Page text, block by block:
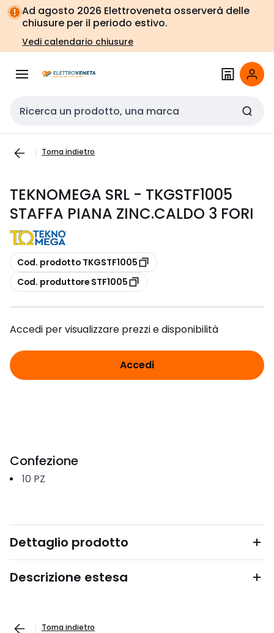
Vai alla
navigazione
Vai
alla
pagina
Ad agosto 2026 Elettroveneta osserverà delle
chiusure per il periodo estivo.
Vedi calendario chiusure
Cerca input
Torna indietro
TEKNOMEGA SRL - TKGSTF1005
STAFFA PIANA ZINC.CALDO 3 FORI
copia
Cod. prodotto TKGSTF1005
copia
Cod. produttore STF1005
Accedi per visualizzare prezzi e disponibilità
Accedi
Confezione
10 PZ
Dettaglio prodotto
Descrizione estesa
Torna indietro